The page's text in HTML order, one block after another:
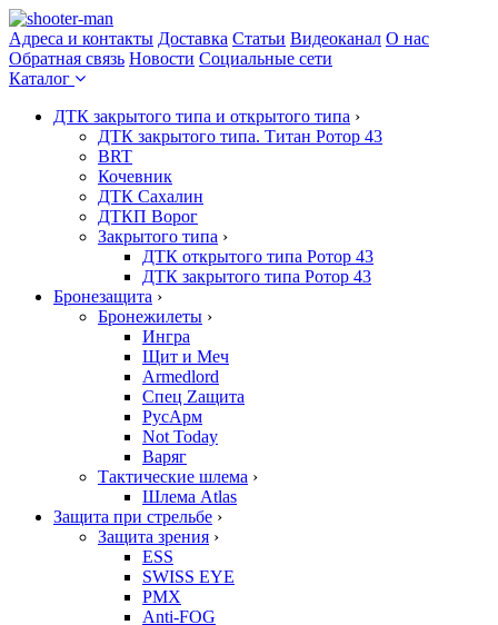
Адреса и контакты Доставка Статьи Видеоканал О нас
Обратная связь Новости Социальные сети
Каталог
ДТК закрытого типа и открытого типа ›
ДТК закрытого типа. Титан Ротор 43
BRT
Кочевник
ДТК Сахалин
ДТКП Ворог
Закрытого типа ›
ДТК открытого типа Ротор 43
ДТК закрытого типа Ротор 43
Бронезащита ›
Бронежилеты ›
Ингра
Щит и Меч
Armedlord
Спец Zащита
РусАрм
Not Today
Варяг
Тактические шлема ›
Шлема Atlas
Защита при стрельбе ›
Защита зрения ›
ESS
SWISS EYE
PMX
Anti-FOG